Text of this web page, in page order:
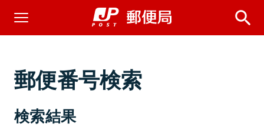
郵便番号検索
検索結果